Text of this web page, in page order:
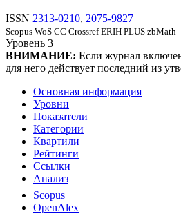
ISSN 2313-0210, 2075-9827
Scopus WoS CC Crossref ERIH PLUS zbMath
Уровень 3
ВНИМАНИЕ: Если журнал
для него действует последний из
Основная информация
Уровни
Показатели
Категории
Квартили
Рейтинги
Ссылки
Анализ
Scopus
OpenAlex